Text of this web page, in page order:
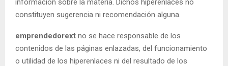
constituyen sugerencia ni recomendación alguna.
emprendedorext no se hace responsable de los
contenidos de las páginas enlazadas, del funcionamiento
o utilidad de los hiperenlaces ni del resultado de los